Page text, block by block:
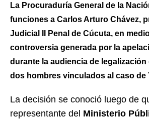
La Procuraduría General de la
funciones a Carlos Arturo Chávez,
Judicial II Penal de Cúcuta, en
controversia generada por la
durante la audiencia de legalización
dos hombres vinculados al caso de
La decisión se conoció luego de
representante del Ministerio